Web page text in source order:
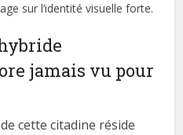
sur l’identité visuelle forte.
jamais vu pour
cette citadine réside